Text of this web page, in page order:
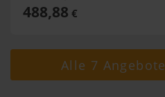
488,88 €
Alle 7